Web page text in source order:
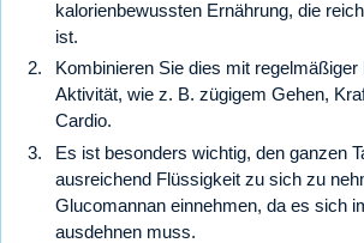
kalorienbewussten Ernährung, die
ist.
Kombinieren Sie dies mit regelmäßiger
Aktivität, wie z. B. zügigem Gehen,
Cardio.
Es ist besonders wichtig, den ganzen
ausreichend Flüssigkeit zu sich zu
Glucomannan einnehmen, da es sich
ausdehnen muss.